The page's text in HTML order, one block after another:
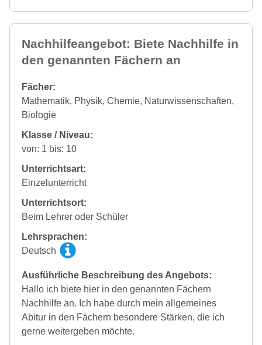
Nachhilfeangebot: Biete Nachhilfe in
den genannten Fächern an
Fächer:
Mathematik, Physik, Chemie, Naturwissenschaften,
Biologie
Klasse / Niveau:
von: 1 bis: 10
Unterrichtsart:
Einzelunterricht
Unterrichtsort:
Beim Lehrer oder Schüler
Lehrsprachen:
Deutsch
Ausführliche Beschreibung des Angebots:
Hallo ich biete hier in den genannten Fächern
Nachhilfe an. Ich habe durch mein allgemeines
Abitur in den Fächern besondere Stärken, die ich
gerne weitergeben möchte.